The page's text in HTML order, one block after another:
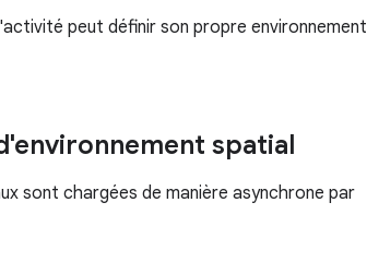
peut définir son propre environnement
spatial
sont chargées de manière asynchrone par